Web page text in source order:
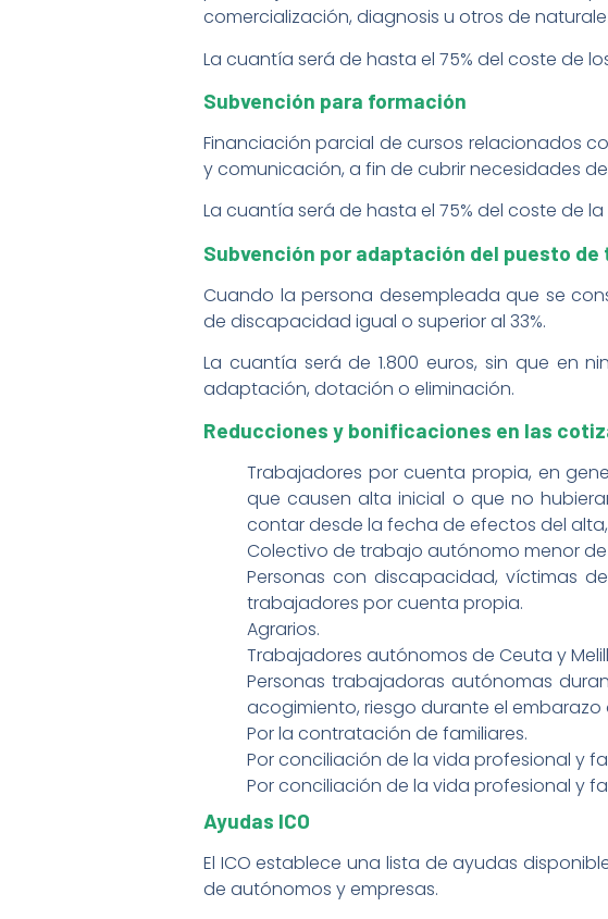
comercialización, diagnosis u otros de
La cuantía será de hasta el 75% del coste de
Subvención para formación
Financiación parcial de cursos relacionados
y comunicación, a fin de cubrir necesidades
La cuantía será de hasta el 75% del coste de
Subvención por adaptación del puesto de
Cuando la persona desempleada que se
de discapacidad igual o superior al 33%.
La cuantía será de 1.800 euros, sin que en
adaptación, dotación o eliminación.
Reducciones y bonificaciones en las
Trabajadores por cuenta propia, en
que causen alta inicial o que no
contar desde la fecha de efectos del
Colectivo de trabajo autónomo menor
Personas con discapacidad, víctimas
trabajadores por cuenta propia.
Agrarios.
Trabajadores autónomos de Ceuta y
Personas trabajadoras autónomas
acogimiento, riesgo durante el
Por la contratación de familiares.
Por conciliación de la vida profesional y
Por conciliación de la vida profesional y
Ayudas ICO
El ICO establece una lista de ayudas
de autónomos y empresas.